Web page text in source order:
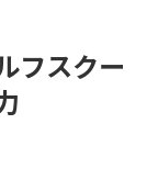
ム
フスクー